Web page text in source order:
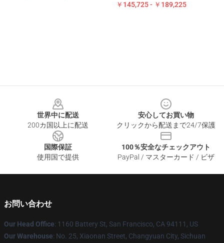
￥145,725 - ￥189,225
世界中に配送
200カ国以上に配送
安心してお買い物
クリックから配送まで24/7保護
国際保証
使用国で提供
100％安全なチェックアウト
PayPal / マスターカード / ビザ
お問い合わせ
Our Head Office: 1160 Battery St, San Francisco, CA 94111, US
Our Warehouse: No. 25, Xiaonan Street, Changyuan City, Sichuan